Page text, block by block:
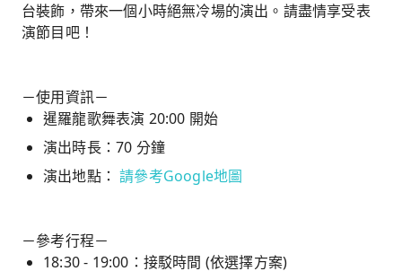
台裝飾，帶來一個小時絕無冷場的演出。請盡情享受表
演節目吧！
－使用資訊－
暹羅龍歌舞表演 20:00 開始
演出時長：70 分鐘
演出地點：請參考Google地圖
－參考行程－
18:30 - 19:00：接駁時間 (依選擇方案)